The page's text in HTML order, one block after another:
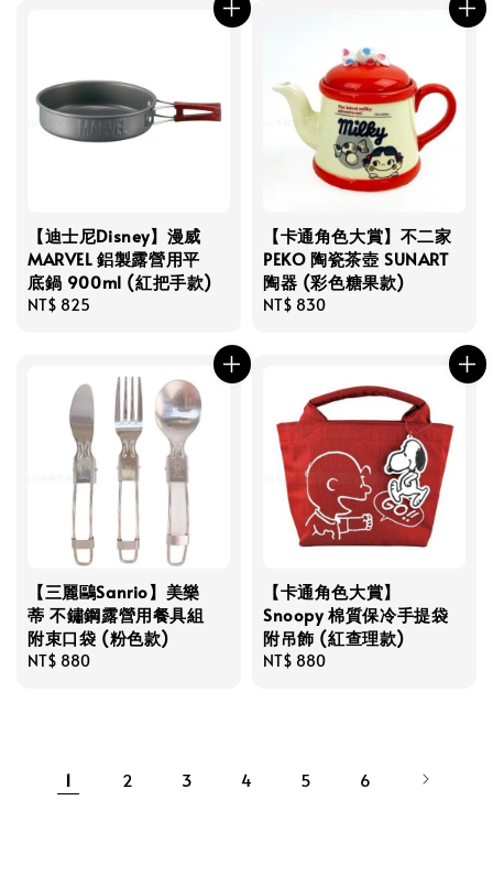
【迪士尼Disney】漫威
MARVEL 鋁製露營用平
底鍋 900ml (紅把手款)
Regular
NT$ 825
【卡通角色大賞】不二家
PEKO 陶瓷茶壺 SUNART
陶器 (彩色糖果款)
Regular
NT$ 830
【三麗鷗Sanrio】美樂
蒂 不鏽鋼露營用餐具組
附束口袋 (粉色款)
Regular
NT$ 880
【卡通角色大賞】
Snoopy 棉質保冷手提袋
附吊飾 (紅查理款)
Regular
NT$ 880
1 2 3 4 5 6